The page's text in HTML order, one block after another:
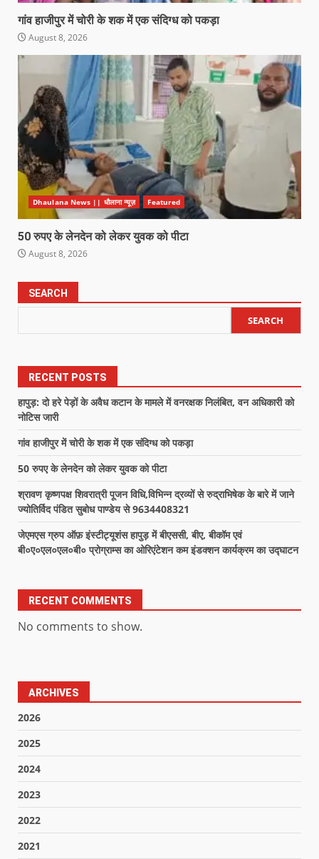
गांव हाजीपुर में चोरी के शक में एक संदिग्ध को पकड़ा
August 8, 2026
Dhaulana News || धौलाना न्यूज़ Featured
50 रुपए के लेनदेन को लेकर युवक को पीटा
August 8, 2026
SEARCH
SEARCH
RECENT POSTS
हापुड़: दो हरे पेड़ों के अवैध कटान के मामले में वनरक्षक निलंबित, वन अधिकारी को
नोटिस जारी
गांव हाजीपुर में चोरी के शक में एक संदिग्ध को पकड़ा
50 रुपए के लेनदेन को लेकर युवक को पीटा
श्रावण कृष्णपक्ष शिवरात्री पूजन विधि,विभिन्न द्रव्यों से रुद्राभिषेक के बारे में जाने
ज्योतिर्विद पंडित सुबोध पाण्डेय से 9634408321
जेएमएस ग्रुप ऑफ़ इंस्टीट्यूशंस हापुड़ में बीएससी, बीए, बीकॉम एवं
बी०ए०एल०एल०बी० प्रोग्राम्स का ओरिएंटेशन कम इंडक्शन कार्यक्रम का उद्घाटन
RECENT COMMENTS
No comments to show.
ARCHIVES
2026
2025
2024
2023
2022
2021